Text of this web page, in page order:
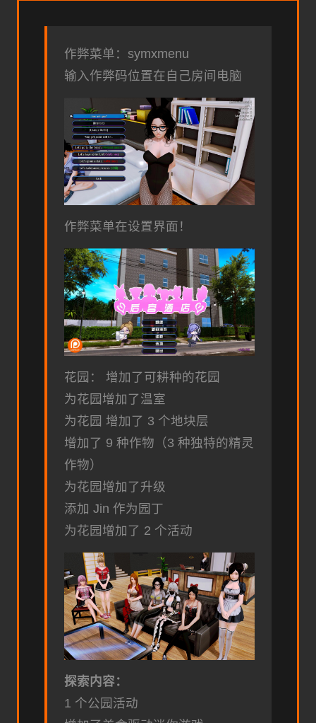
作弊菜单：symxmenu
输入作弊码位置在自己房间电脑
作弊菜单在设置界面！
花园： 增加了可耕种的花园
为花园增加了温室
为花园 增加了 3 个地块层
增加了 9 种作物（3 种独特的精灵
作物）
为花园增加了升级
添加 Jin 作为园丁
为花园增加了 2 个活动
探索内容：
1 个公园活动